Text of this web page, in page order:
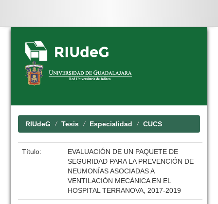
Skip
navigation
RIUdeG Tesis Especialidad CUCS
Título:
EVALUACIÓN DE UN PAQUETE DE
SEGURIDAD PARA LA PREVENCIÓN DE
NEUMONÍAS ASOCIADAS A
VENTILACIÓN MECÁNICA EN EL
HOSPITAL TERRANOVA, 2017-2019